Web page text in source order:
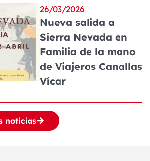
26/03/2026
Nueva salida a
Sierra Nevada en
Familia de la mano
de Viajeros Canallas
Vícar
noticias